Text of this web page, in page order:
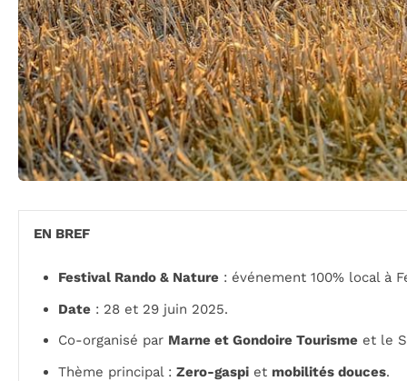
EN BREF
Festival Rando & Nature : événement 100% local à
Date : 28 et 29 juin 2025.
Co-organisé par Marne et Gondoire Tourisme et le
Thème principal : Zero-gaspi et mobilités douces.